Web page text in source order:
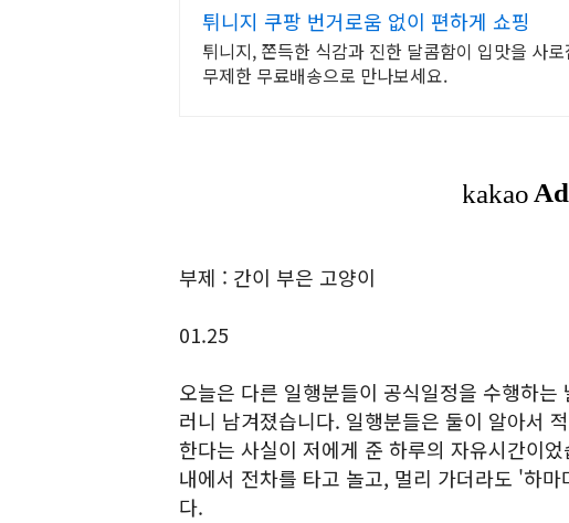
튀니지 쿠팡 번거로움 없이 편하게 쇼핑
튀니지, 쫀득한 식감과 진한 달콤함이 입맛을 사
무제한 무료배송으로 만나보세요.
부제 : 간이 부은 고양이
01.25
오늘은 다른 일행분들이 공식일정을 수행하
러니 남겨졌습니다. 일행분들은 둘이 알아서
한다는 사실이 저에게 준 하루의 자유시간이
내에서 전차를 타고 놀고, 멀리 가더라도 '하
다.